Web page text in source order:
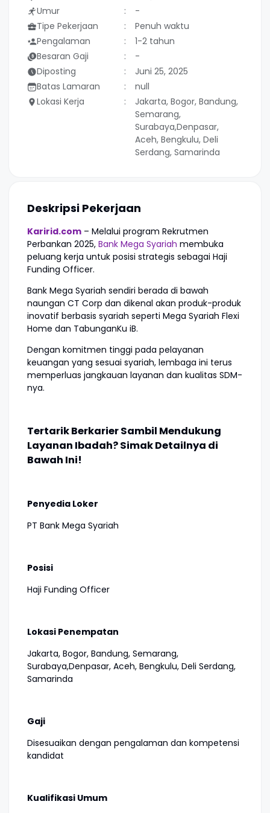
Umur
-
Tipe Pekerjaan
Penuh waktu
Pengalaman
1-2 tahun
Besaran Gaji
-
Diposting
Juni 25, 2025
Batas Lamaran
null
Lokasi Kerja
Jakarta, Bogor, Bandung,
Semarang,
Surabaya,Denpasar,
Aceh, Bengkulu, Deli
Serdang, Samarinda
Deskripsi Pekerjaan
Karirid.com – Melalui program Rekrutmen
Perbankan 2025, Bank Mega Syariah membuka
peluang kerja untuk posisi strategis sebagai Haji
Funding Officer.
Bank Mega Syariah sendiri berada di bawah
naungan CT Corp dan dikenal akan produk-produk
inovatif berbasis syariah seperti Mega Syariah Flexi
Home dan TabunganKu iB.
Dengan komitmen tinggi pada pelayanan
keuangan yang sesuai syariah, lembaga ini terus
memperluas jangkauan layanan dan kualitas SDM-
nya.
Tertarik Berkarier Sambil Mendukung
Layanan Ibadah? Simak Detailnya di
Bawah Ini!
Penyedia Loker
PT Bank Mega Syariah
Posisi
Haji Funding Officer
Lokasi Penempatan
Jakarta, Bogor, Bandung, Semarang,
Surabaya,Denpasar, Aceh, Bengkulu, Deli Serdang,
Samarinda
Gaji
Disesuaikan dengan pengalaman dan kompetensi
kandidat
Kualifikasi Umum